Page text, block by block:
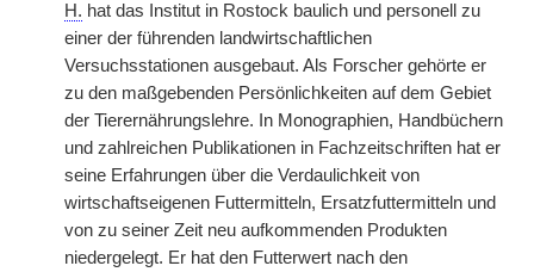
H. hat das Institut in Rostock baulich und personell zu
einer der führenden landwirtschaftlichen
Versuchsstationen ausgebaut. Als Forscher gehörte er
zu den maßgebenden Persönlichkeiten auf dem Gebiet
der Tierernährungslehre. In Monographien, Handbüchern
und zahlreichen Publikationen in Fachzeitschriften hat er
seine Erfahrungen über die Verdaulichkeit von
wirtschaftseigenen Futtermitteln, Ersatzfuttermitteln und
von zu seiner Zeit neu aufkommenden Produkten
niedergelegt. Er hat den Futterwert nach den